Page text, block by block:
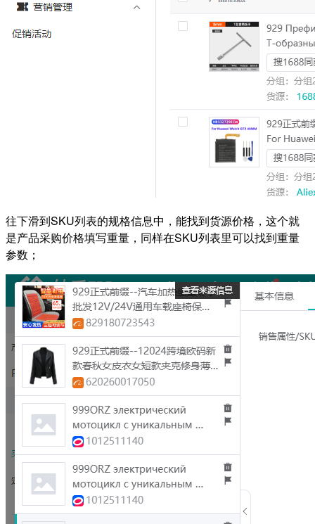
往下滑到SKU列表的规格信息中，能找到货源价格，这个就
是产品采购价格填写重量，同样在SKU列表里可以找到重量
参数；